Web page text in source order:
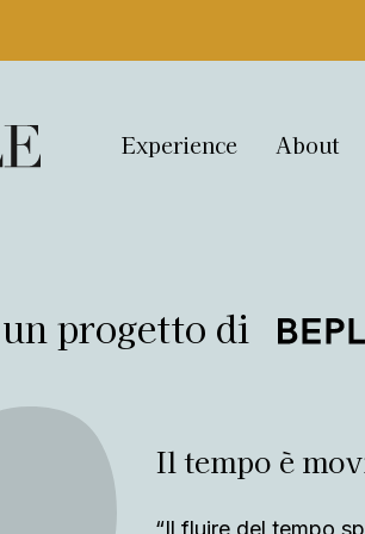
Experience About
progetto di
Il tempo è
“Il fluire del tempo